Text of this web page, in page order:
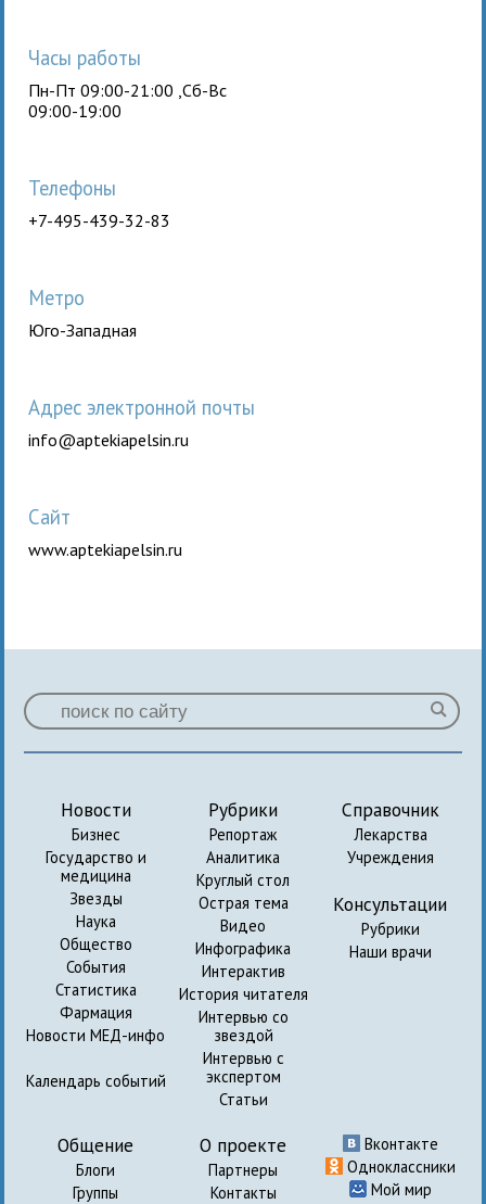
Часы работы
Пн-Пт 09:00-21:00 ,Сб-Вс
09:00-19:00
Телефоны
+7-495-439-32-83
Метро
Юго-Западная
Aдрес электронной почты
info@aptekiapelsin.ru
Сайт
www.aptekiapelsin.ru
Новости
Бизнес
Государство и
медицина
Звезды
Наука
Общество
События
Статистика
Фармация
Новости МЕД-инфо
Календарь событий
Рубрики
Репортаж
Аналитика
Круглый стол
Острая тема
Видео
Инфографика
Интерактив
История читателя
Интервью со
звездой
Интервью с
экспертом
Статьи
Справочник
Лекарства
Учреждения
Консультации
Рубрики
Наши врачи
Общение
Блоги
Группы
О проекте
Партнеры
Контакты
Вконтакте
Одноклассники
Мой мир